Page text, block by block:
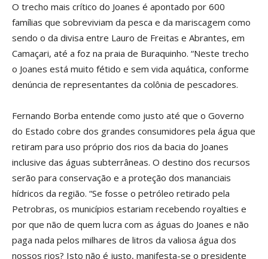
O trecho mais crítico do Joanes é apontado por 600
famílias que sobreviviam da pesca e da mariscagem como
sendo o da divisa entre Lauro de Freitas e Abrantes, em
Camaçari, até a foz na praia de Buraquinho. “Neste trecho
o Joanes está muito fétido e sem vida aquática, conforme
denúncia de representantes da colônia de pescadores.
Fernando Borba entende como justo até que o Governo
do Estado cobre dos grandes consumidores pela água que
retiram para uso próprio dos rios da bacia do Joanes
inclusive das águas subterrâneas. O destino dos recursos
serão para conservação e a proteção dos mananciais
hídricos da região. “Se fosse o petróleo retirado pela
Petrobras, os municípios estariam recebendo royalties e
por que não de quem lucra com as águas do Joanes e não
paga nada pelos milhares de litros da valiosa água dos
nossos rios? Isto não é justo, manifesta-se o presidente